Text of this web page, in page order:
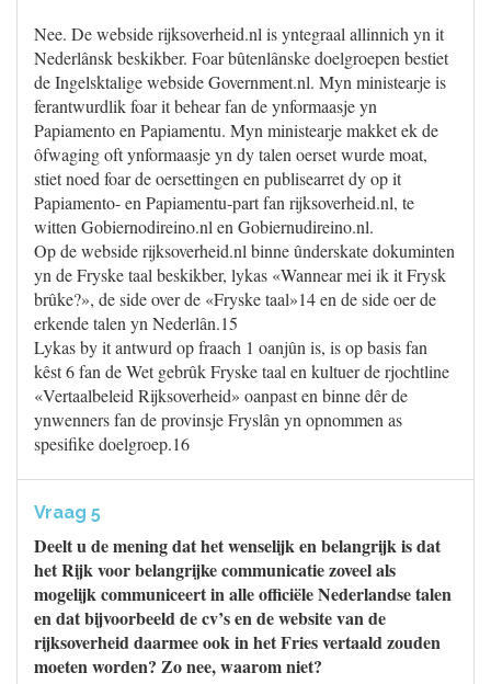
Nee. De webside rijksoverheid.nl is yntegraal allinnich yn it
Nederlânsk beskikber. Foar bûtenlânske doelgroepen bestiet
de Ingelsktalige webside Government.nl. Myn ministearje is
ferantwurdlik foar it behear fan de ynformaasje yn
Papiamento en Papiamentu. Myn ministearje makket ek de
ôfwaging oft ynformaasje yn dy talen oerset wurde moat,
stiet noed foar de oersettingen en publisearret dy op it
Papiamento- en Papiamentu-part fan rijksoverheid.nl, te
witten Gobiernodireino.nl en Gobiernudireino.nl.
Op de webside rijksoverheid.nl binne ûnderskate dokuminten
yn de Fryske taal beskikber, lykas «Wannear mei ik it Frysk
brûke?», de side over de «Fryske taal»14 en de side oer de
erkende talen yn Nederlân.15
Lykas by it antwurd op fraach 1 oanjûn is, is op basis fan
kêst 6 fan de Wet gebrûk Fryske taal en kultuer de rjochtline
«Vertaalbeleid Rijksoverheid» oanpast en binne dêr de
ynwenners fan de provinsje Fryslân yn opnommen as
spesifike doelgroep.16
Vraag 5
Deelt u de mening dat het wenselijk en belangrijk is dat
het Rijk voor belangrijke communicatie zoveel als
mogelijk communiceert in alle officiële Nederlandse talen
en dat bijvoorbeeld de cv’s en de website van de
rijksoverheid daarmee ook in het Fries vertaald zouden
moeten worden? Zo nee, waarom niet?